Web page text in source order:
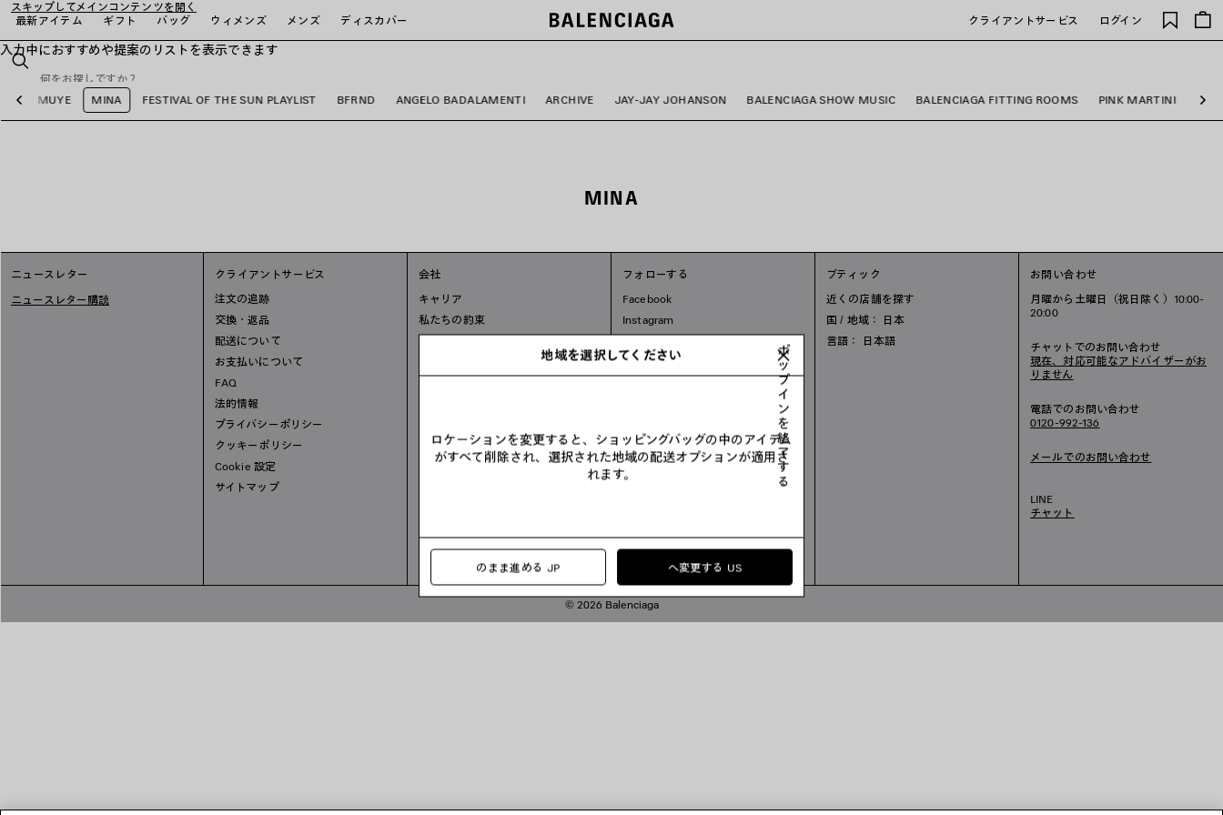
スキップしてメインコンテンツを開く
最新アイテム
ギフト バッグ ウィメンズ メンズ ディスカバー クライアントサービス ログイン
入力中におすすめや提案のリストを表示できます
検
保
存
イ
close the banner
前
へ
WU MUYE MINA FESTIVAL OF THE SUN PLAYLIST BFRND ANGELO BADALAMENTI ARCHIVE JAY-JAY JOHANSON BALENCIAGA SHOW MUSIC BALENCIAGA FITTING ROOMS PINK MARTINI
次
へ
MINA
ニュースレター
ニュースレター購読
クライアントサービス
注文の追跡
交換・返品
配送について
お支払いについて
FAQ
法的情報
プライバシーポリシー
クッキーポリシー
Cookie 設定
サイトマップ
会社
キャリア
私たちの約束
フォローする
Facebook
Instagram
Line
ブティック
近くの店舗を探す
国 / 地域： 日本
言語： 日本語
お問い合わせ
月曜から土曜日（祝日除く）10:00-
20:00
チャットでのお問い合わせ
現在、対応可能なアドバイザーがお
りません
電話でのお問い合わせ
0120-992-136
メールでのお問い合わせ
LINE
チャット
© 2026 Balenciaga
地域を選択してください
ポ
ッ
プ
イ
ン
を
終
了
す
る
ロケーションを変更すると、ショッピングバッグの中のアイテム
がすべて削除され、選択された地域の配送オプションが適用さ
れます。
のまま進める JP へ変更する US